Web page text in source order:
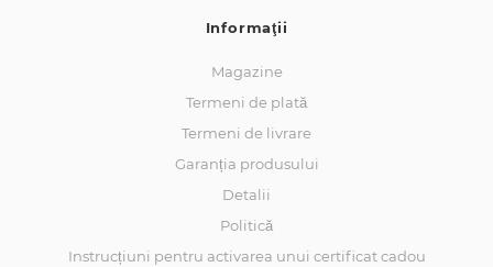
Informaţii
Magazine
Termeni de plată
Termeni de livrare
Garanția produsului
Detalii
Politică
Instrucțiuni pentru activarea unui certificat cadou